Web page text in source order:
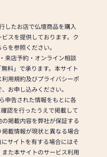
したお店で仏壇商品を購入
スを提供しております。ク
を参照ください。
来店予約・オンライン相談
料」で承ります。本サイト
用規約及びプライバシーポ
お申し込みください。
申告された情報をもとに各
認を行ったうえで掲載して
掲載内容を弊社が保証する
載情報が現状と異なる場合
サイトを有する場合にはそ
た本サイトのサービス利用